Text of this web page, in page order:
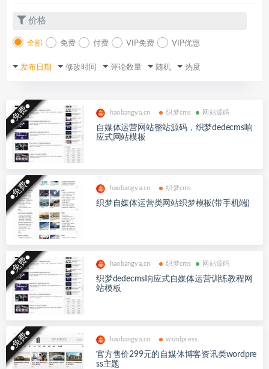
价格
全部 免费 付费 VIP免费 VIP优惠
发布日期 修改时间 评论数量 随机 热度
●免费● haobangya.cn 织梦cms 网站源码
自媒体运营网站整站源码，织梦dedecms响
应式网站模板
●免费● haobangya.cn 织梦cms
织梦自媒体运营类网站织梦模板(带手机端)
●免费● haobangya.cn 织梦cms 网站源码
织梦dedecms响应式自媒体运营训练教程网
站模板
●免费● haobangya.cn wordpress
官方售价299元的自媒体博客资讯类wordpre
ss主题